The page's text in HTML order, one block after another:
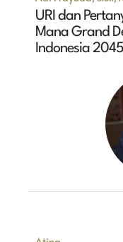
URI dan
Mana Grand
Indonesia